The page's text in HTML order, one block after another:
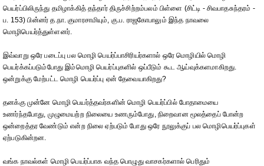
பெயர்ப்பிலிருந்து தமிழாக்கித் தந்தார் திருச்சிற்றம்பலம் பிள்ளை (சிட்டி - சிவபாதசுந்தரம் -
ப. 153) பின்னர் த.நா. குமாரசாமியும், கு.ப. ராஜகோபாலும் இந்த நாவலை
மொழிபெயர்த்துள்ளனர்.
இவ்வாறு ஒரே படைப்பு பல மொழி பெயர்ப்பாசிரியர்களால் ஒரே மொழியில் மொழி
பெயர்க்கப்படும்போது இம்மொழி பெயர்ப்புகளில் ஒப்பீடும் கூட ஆய்வுக்களமாகிறது.
ஒன்றுக்கு மேற்பட்ட மொழி பெயர்ப்பு ஏன் தேவையாகிறது?
தனக்கு முன்னே மொழி பெயர்த்தவர்களின் மொழி பெயர்ப்பில் போதாமையை
உணர்ந்தபோது, முழுமையற்ற நிலையை உணரும்போது, நிறைவான மூலத்தைப் போன்ற
ஒன்றைத்தர வேண்டும் என்ற நிலை ஏற்படும் போது ஒரே நூலுக்குப் பல மொழிபெயர்ப்புகள்
ஏற்படுகின்றன.
வங்க நாவல்கள் மொழி பெயர்ப்பாக வந்த பொழுது வாசகர்களால் பெரிதும்